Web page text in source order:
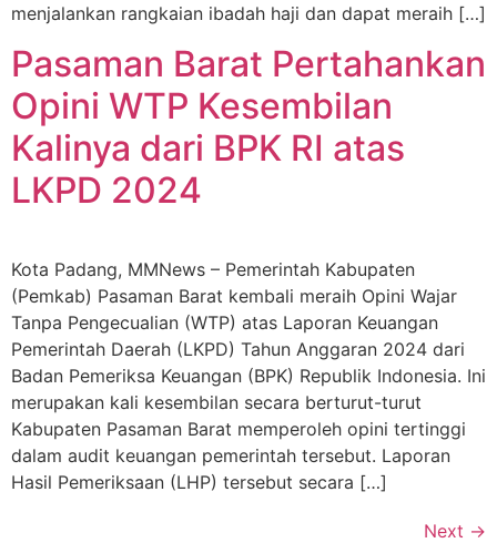
menjalankan rangkaian ibadah haji dan dapat meraih […]
Pasaman Barat Pertahankan
Opini WTP Kesembilan
Kalinya dari BPK RI atas
LKPD 2024
Kota Padang, MMNews – Pemerintah Kabupaten
(Pemkab) Pasaman Barat kembali meraih Opini Wajar
Tanpa Pengecualian (WTP) atas Laporan Keuangan
Pemerintah Daerah (LKPD) Tahun Anggaran 2024 dari
Badan Pemeriksa Keuangan (BPK) Republik Indonesia. Ini
merupakan kali kesembilan secara berturut-turut
Kabupaten Pasaman Barat memperoleh opini tertinggi
dalam audit keuangan pemerintah tersebut. Laporan
Hasil Pemeriksaan (LHP) tersebut secara […]
Next →